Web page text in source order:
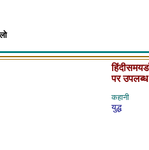
पर उपलब्ध
कहानी
युद्ध